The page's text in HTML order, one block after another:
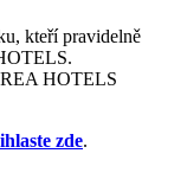
kteří pravidelně
HOTELS
zde.